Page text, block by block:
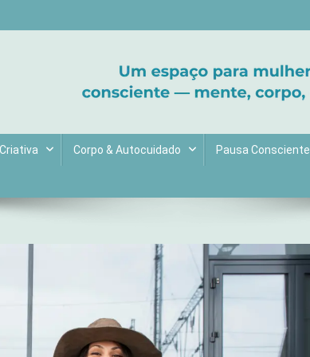
Corpo & Autocuidado Pausa Consciente